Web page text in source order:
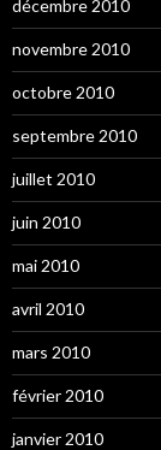
décembre 2010
novembre 2010
octobre 2010
septembre 2010
juillet 2010
juin 2010
mai 2010
avril 2010
mars 2010
février 2010
janvier 2010